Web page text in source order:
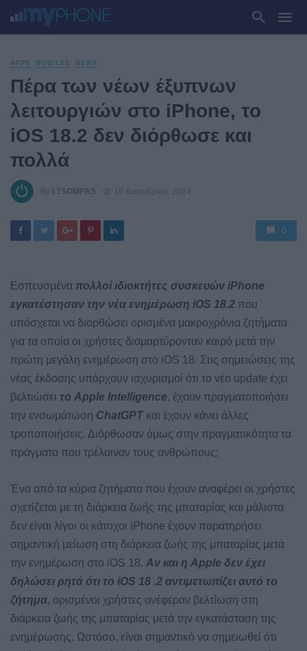
APPS MOBILES NEWS
Πέρα των νέων έξυπνων
λειτουργιών στο iPhone, το
iOS 18.2 δεν διόρθωσε και
πολλά
By I.TSOMPAS 16 Δεκεμβρίου, 2024
0
Εσπευσμένα πολλοί ιδιοκτήτες συσκευών iPhone
εγκατέστησαν την νέα ενημέρωση iOS 18.2 που
υπόσχεται να διορθώσει ορισμένα μακροχρόνια ζητήματα
για τα οποία οι χρήστες διαμαρτύρονταν καιρό μετά την
πρώτη μεγάλη ενημέρωση στο iOS 18. Στις σημειώσεις της
νέας έκδοσης υπάρχουν ισχυρισμοί ότι το νέο update έχει
βελτιώσει το Apple Intelligence, έχουν πραγματοποιήσει
την ενσωμάτωση ChatGPT και έχουν κάνει άλλες
τροποποιήσεις. Διόρθωσαν όμως στην πραγματικότητα τα
πράγματα που τρέλαιναν τους ανθρώπους;
Ένα από τα κύρια ζητήματα που έχουν αναφέρει οι χρήστες
σχετίζεται με τη διάρκεια ζωής της μπαταρίας και μάλιστα
δεν είναι λίγοι οι κάτοχοι iPhone έχουν παρατηρήσει
σημαντική μείωση στη διάρκεια ζωής της μπαταρίας μετά
την ενημέρωση στο iOS 18. Αν και η Apple δεν έχει
δηλώσει ρητά ότι το iOS 18 .2 αντιμετωπίζει αυτό το
ζήτημα, ορισμένοι χρήστες ανέφεραν βελτίωση στη
διάρκεια ζωής της μπαταρίας μετά την εγκατάσταση της
ενημέρωσης. Ωστόσο, είναι σημαντικό να σημειωθεί ότι